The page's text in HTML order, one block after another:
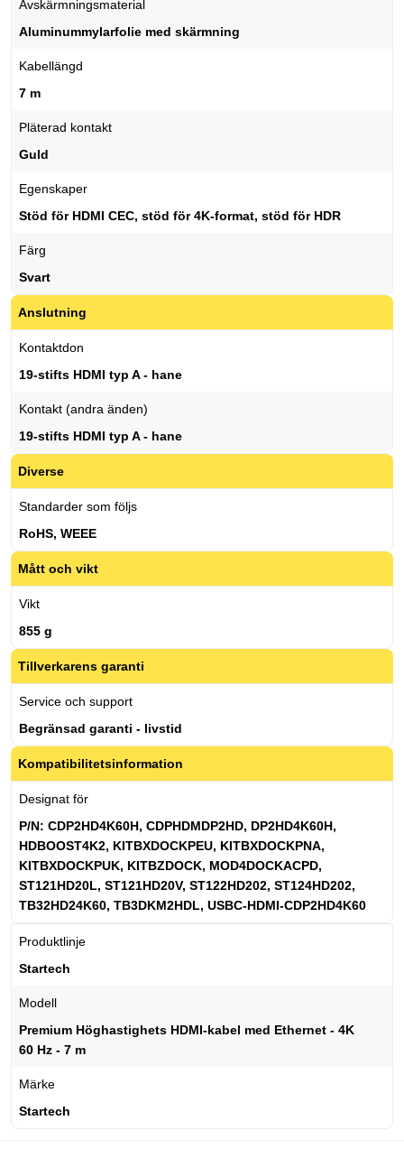
Avskärmningsmaterial
Aluminummylarfolie med skärmning
Kabellängd
7 m
Pläterad kontakt
Guld
Egenskaper
Stöd för HDMI CEC, stöd för 4K-format, stöd för HDR
Färg
Svart
Anslutning
Kontaktdon
19-stifts HDMI typ A - hane
Kontakt (andra änden)
19-stifts HDMI typ A - hane
Diverse
Standarder som följs
RoHS, WEEE
Mått och vikt
Vikt
855 g
Tillverkarens garanti
Service och support
Begränsad garanti - livstid
Kompatibilitetsinformation
Designat för
P/N: CDP2HD4K60H, CDPHDMDP2HD, DP2HD4K60H,
HDBOOST4K2, KITBXDOCKPEU, KITBXDOCKPNA,
KITBXDOCKPUK, KITBZDOCK, MOD4DOCKACPD,
ST121HD20L, ST121HD20V, ST122HD202, ST124HD202,
TB32HD24K60, TB3DKM2HDL, USBC-HDMI-CDP2HD4K60
Produktlinje
Startech
Modell
Premium Höghastighets HDMI-kabel med Ethernet - 4K
60 Hz - 7 m
Märke
Startech